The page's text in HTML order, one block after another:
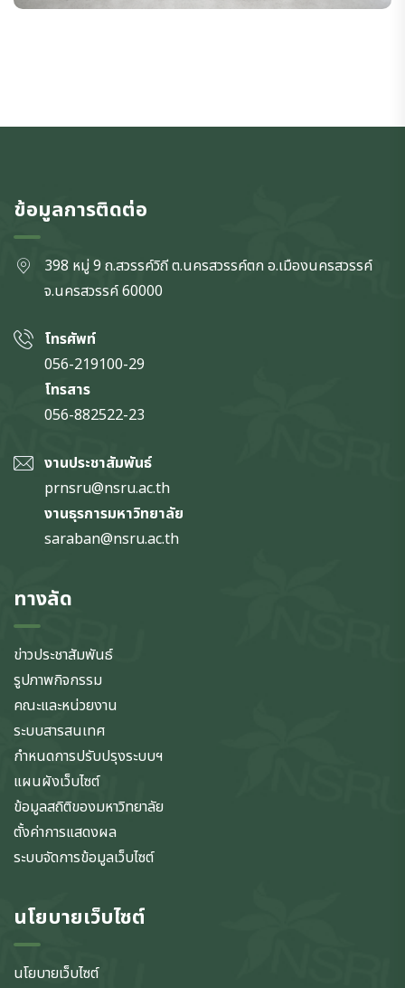
ข้อมูลการติดต่อ
398 หมู่ 9 ถ.สวรรค์วิถี ต.นครสวรรค์ตก อ.เมืองนครสวรรค์
จ.นครสวรรค์60000
โทรศัพท์
056-219100-29
โทรสาร
056-882522-23
งานประชาสัมพันธ์
prnsru@nsru.ac.th
งานธุรการมหาวิทยาลัย
saraban@nsru.ac.th
ทางลัด
ข่าวประชาสัมพันธ์
รูปภาพกิจกรรม
คณะและหน่วยงาน
ระบบสารสนเทศ
กำหนดการปรับปรุงระบบฯ
แผนผังเว็บไซต์
ข้อมูลสถิติของมหาวิทยาลัย
ตั้งค่าการแสดงผล
ระบบจัดการข้อมูลเว็บไซต์
นโยบายเว็บไซต์
นโยบายเว็บไซต์